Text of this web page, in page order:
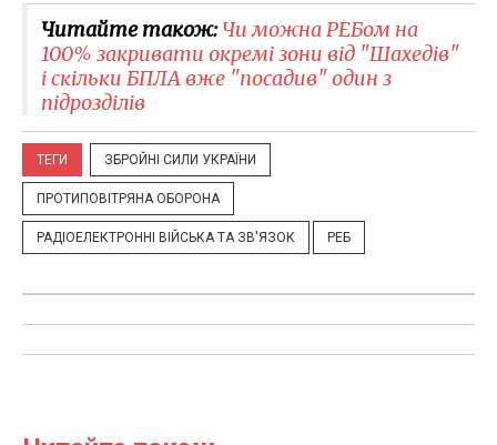
Читайте також:Чи можна РЕБом на
100% закривати окремі зони від "Шахедів"
і скільки БПЛА вже "посадив" один з
підрозділів
ТЕГИ ЗБРОЙНІ СИЛИ УКРАЇНИ
ПРОТИПОВІТРЯНА ОБОРОНА
РАДІОЕЛЕКТРОННІ ВІЙСЬКА ТА ЗВ'ЯЗОК РЕБ